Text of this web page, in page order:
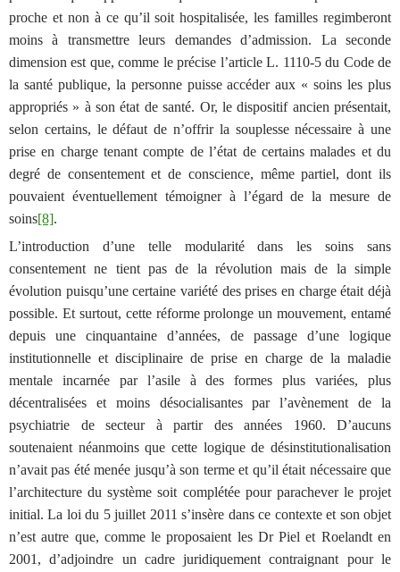
proche et non à ce qu’il soit hospitalisée, les familles regimberont
moins à transmettre leurs demandes d’admission. La seconde
dimension est que, comme le précise l’article L. 1110-5 du Code de
la santé publique, la personne puisse accéder aux « soinsles plus
appropriés » à son état de santé. Or, le dispositif ancien présentait,
selon certains, le défaut de n’offrir la souplesse nécessaire à une
prise en charge tenant compte de l’état de certains malades et du
degré de consentement et de conscience, même partiel, dont ils
pouvaient éventuellement témoigner à l’égard de la mesure de
soins[8].
L’introduction d’une telle modularité dans les soins sans
consentement ne tient pas de la révolution mais de la simple
évolution puisqu’une certaine variété des prises en charge était déjà
possible. Et surtout, cette réforme prolonge un mouvement, entamé
depuis une cinquantaine d’années, de passage d’une logique
institutionnelle et disciplinaire de prise en charge de la maladie
mentale incarnée par l’asile à des formes plus variées, plus
décentralisées et moins désocialisantes par l’avènement de la
psychiatrie de secteur à partir des années 1960. D’aucuns
soutenaient néanmoins que cette logique de désinstitutionalisation
n’avait pas été menée jusqu’à son terme et qu’il était nécessaire que
l’architecture du système soit complétée pour parachever le projet
initial. La loi du 5 juillet 2011 s’insère dans ce contexte et son objet
n’est autre que, comme le proposaient les Dr Piel et Roelandt en
2001, d’adjoindre un cadre juridiquement contraignant pour le